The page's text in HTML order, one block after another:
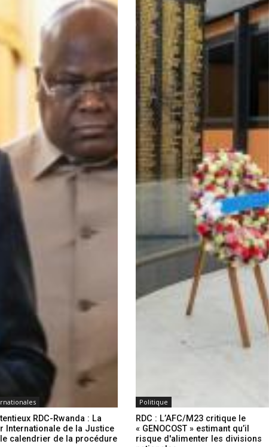
RDC-Rwanda : La
Internationale de la Justice
calendrier de la procédure
Politique
RDC : L’AFC/M23 critique le
« GENOCOST » estimant qu’il
risque d'alimenter les divisions